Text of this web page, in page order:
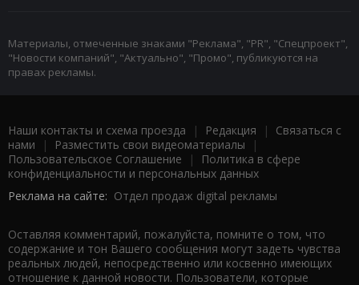
Материалы, отмеченные знаками "Реклама", "PR", "Спецпроект",
"Новости компаний", "Актуально", "Промо", публикуются на
правах рекламы.
Наши контакты и схема проезда | Редакция | Связаться с
нами | Разместить свои видеоматериалы |
Пользовательское Соглашение |
Политика в сфере
конфиденциальности и персональных данных
Реклама на сайте: Отдел продаж digital рекламы
Оставляя комментарий, пожалуйста, помните о том, что
содержание и тон Вашего сообщения могут задеть чувства
реальных людей, непосредственно или косвенно имеющих
отношение к данной новости. Пользователи, которые